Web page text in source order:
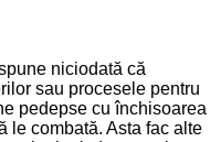
niciodată că
sau procesele pentru
pedepse cu închisoarea
le combată. Asta fac alte